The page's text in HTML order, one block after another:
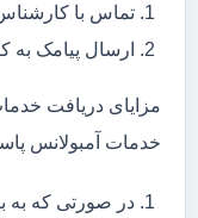
تماس با
ارسال پیامک به
مزایای دریافت
خدمات آمبولانس
در صورتی که به